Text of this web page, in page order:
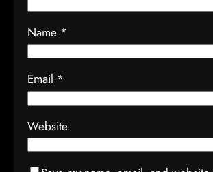
Name *
Email *
Website